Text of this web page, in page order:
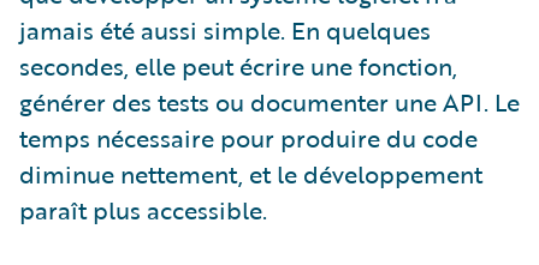
jamais été aussi simple. En quelques
secondes, elle peut écrire une fonction,
générer des tests ou documenter une API. Le
temps nécessaire pour produire du code
diminue nettement, et le développement
paraît plus accessible.